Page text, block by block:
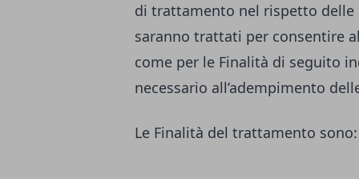
di trattamento nel rispetto
saranno trattati per consentire
come per le Finalità di seguito
necessario all’adempimento
Le Finalità del trattamento sono: